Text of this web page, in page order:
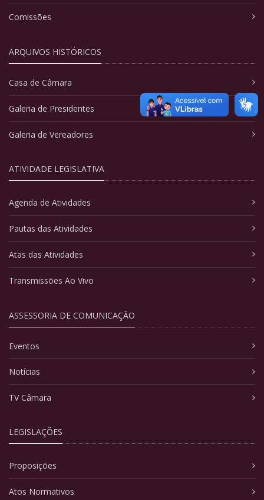
Comissões
ARQUIVOS HISTÓRICOS
Casa de Câmara
Galeria de Presidentes
Galeria de Vereadores
ATIVIDADE LEGISLATIVA
Agenda de Atividades
Pautas das Atividades
Atas das Atividades
Transmissões Ao Vivo
ASSESSORIA DE COMUNICAÇÃO
Eventos
Notícias
TV Câmara
LEGISLAÇÕES
Proposições
Atos Normativos